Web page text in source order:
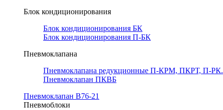
Блок кондиционирования
Блок кондиционирования БК
Блок кондиционирования П-БК
Пневмоклапана
Пневмоклапана редукционные П-КРМ, ПКРТ, П-РК.
Пневмоклапан ПКВБ
Пневмоклапан В76-21
Пневмоблоки